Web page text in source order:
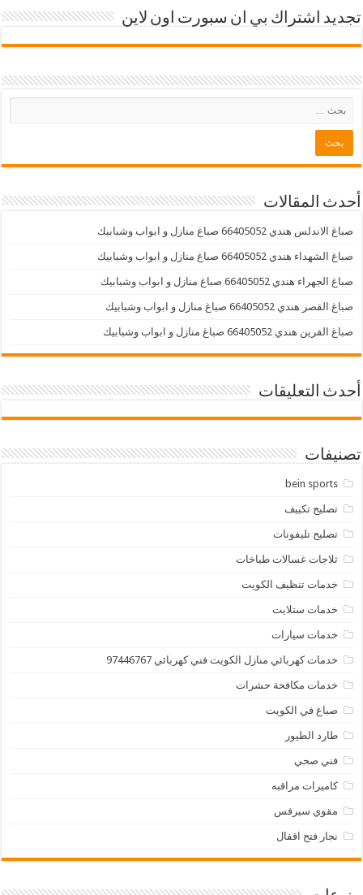
تجديد اشتراك بي ان سبورت اون لاين
أحدث المقالات
صباغ الاندلس هندي 66405052 صباغ منازل و ابواب وشبابيك
صباغ الشهداء هندي 66405052 صباغ منازل و ابواب وشبابيك
صباغ الجهراء هندي 66405052 صباغ منازل و ابواب وشبابيك
صباغ القصر هندي 66405052 صباغ منازل و ابواب وشبابيك
صباغ القرين هندي 66405052 صباغ منازل و ابواب وشبابيك
أحدث التعليقات
تصنيفات
bein sports
تصليح تكييف
تصليح تليفونات
ثلاجات غسالات طباخات
خدمات تنظيف الكويت
خدمات ستلايت
خدمات سيارات
خدمات كهربائي منازل الكويت فني كهربائي 97446767
خدمات مكافحة حشرات
صباغ في الكويت
طارد الطيور
فني صحي
كاميرات مراقبه
مقوي سيرفس
نجار فتح اقفال